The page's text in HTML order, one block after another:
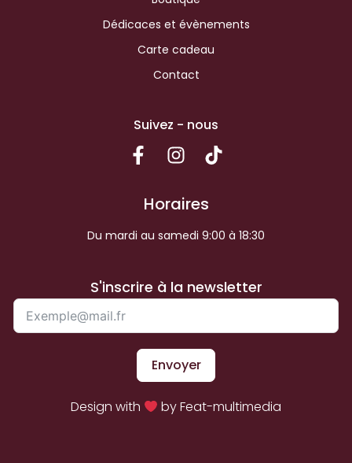
Dédicaces et évènements
Carte cadeau
Contact
Suivez - nous
Horaires
Du mardi au samedi 9:00 à 18:30
S'inscrire à la newsletter
Envoyer
Design with by Feat-multimedia